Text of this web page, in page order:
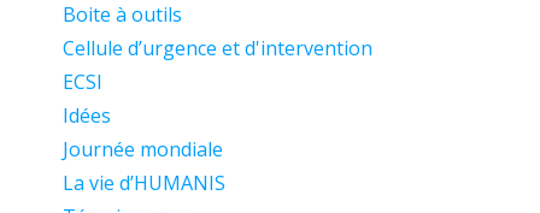
Boite à outils
Cellule d’urgence et d'intervention
ECSI
Idées
Journée mondiale
La vie d’HUMANIS